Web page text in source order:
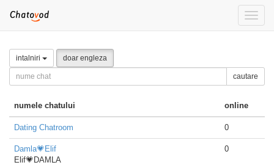
Toggle
intalniri doar engleza
cautare
numele chatului online
Dating Chatroom 0
Damla💗Elif
Elif💗DAMLA
0